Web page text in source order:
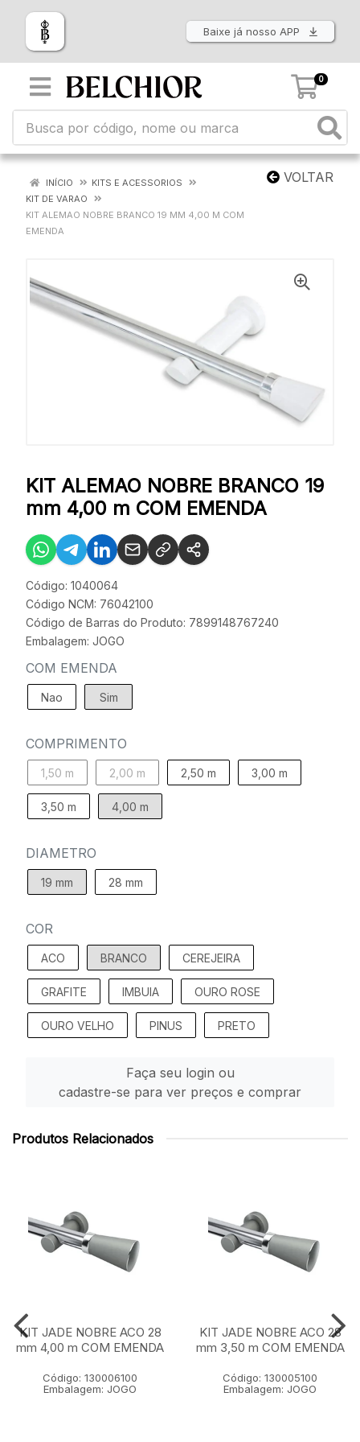
Baixe já nosso APP
0
VOLTAR
INÍCIO
KITS E ACESSORIOS
KIT DE VARAO
KIT ALEMAO NOBRE BRANCO 19 MM 4,00 M COM
EMENDA
KIT ALEMAO NOBRE BRANCO 19
mm 4,00 m COM EMENDA
Código: 1040064
Código NCM: 76042100
Código de Barras do Produto: 7899148767240
Embalagem: JOGO
COM EMENDA
Nao Sim
COMPRIMENTO
1,50 m 2,00 m 2,50 m 3,00 m
3,50 m 4,00 m
DIAMETRO
19 mm 28 mm
COR
ACO BRANCO CEREJEIRA
GRAFITE IMBUIA OURO ROSE
OURO VELHO PINUS PRETO
Faça seu login ou
cadastre-se para ver preços e comprar
Produtos Relacionados
KIT JADE NOBRE ACO 28
mm 4,00 m COM EMENDA
Código: 130006100
Embalagem: JOGO
KIT JADE NOBRE ACO 28
mm 3,50 m COM EMENDA
Código: 130005100
Embalagem: JOGO